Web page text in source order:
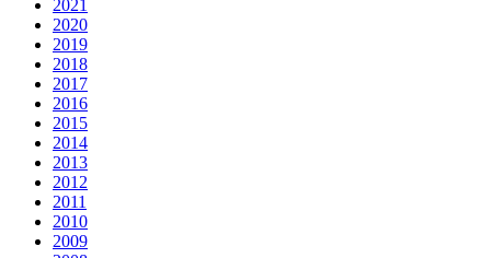
2021
2020
2019
2018
2017
2016
2015
2014
2013
2012
2011
2010
2009